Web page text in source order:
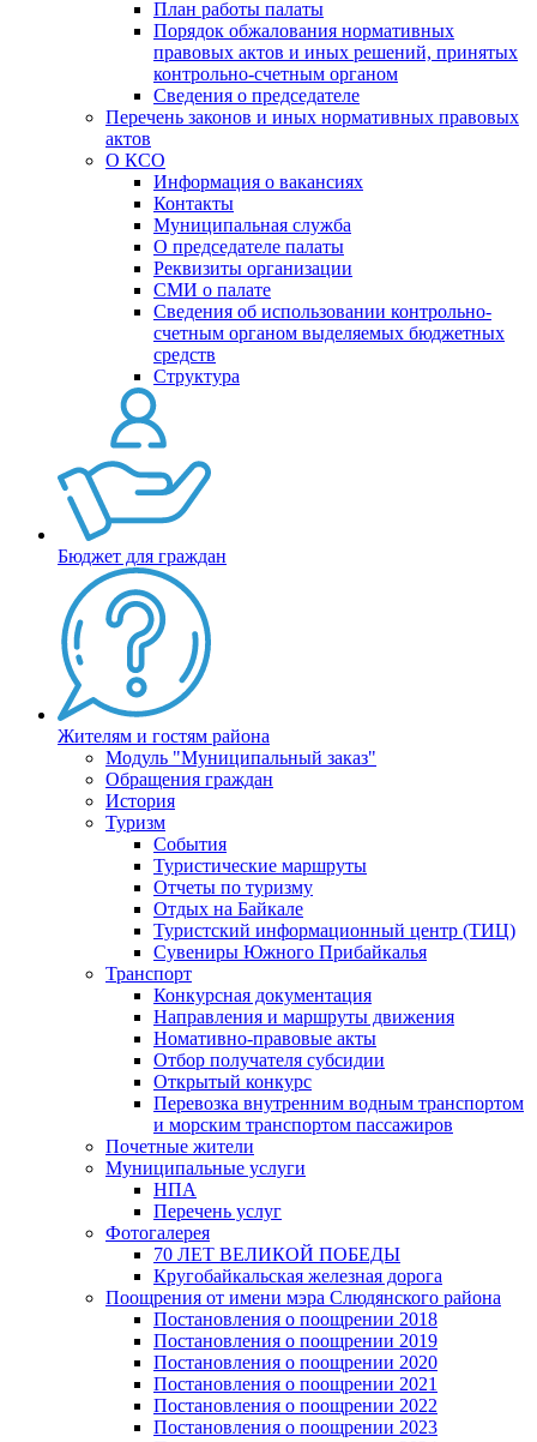
План работы палаты
Порядок обжалования нормативных
правовых актов и иных решений, принятых
контрольно-счетным органом
Сведения о председателе
Перечень законов и иных нормативных правовых
актов
О КСО
Информация о вакансиях
Контакты
Муниципальная служба
О председателе палаты
Реквизиты организации
СМИ о палате
Сведения об использовании контрольно-
счетным органом выделяемых бюджетных
средств
Структура
Бюджет для граждан
Жителям и гостям района
Модуль "Муниципальный заказ"
Обращения граждан
История
Туризм
События
Туристические маршруты
Отчеты по туризму
Отдых на Байкале
Туристский информационный центр (ТИЦ)
Сувениры Южного Прибайкалья
Транспорт
Конкурсная документация
Направления и маршруты движения
Номативно-правовые акты
Отбор получателя субсидии
Открытый конкурс
Перевозка внутренним водным транспортом
и морским транспортом пассажиров
Почетные жители
Муниципальные услуги
НПА
Перечень услуг
Фотогалерея
70 ЛЕТ ВЕЛИКОЙ ПОБЕДЫ
Кругобайкальская железная дорога
Поощрения от имени мэра Слюдянского района
Постановления о поощрении 2018
Постановления о поощрении 2019
Постановления о поощрении 2020
Постановления о поощрении 2021
Постановления о поощрении 2022
Постановления о поощрении 2023